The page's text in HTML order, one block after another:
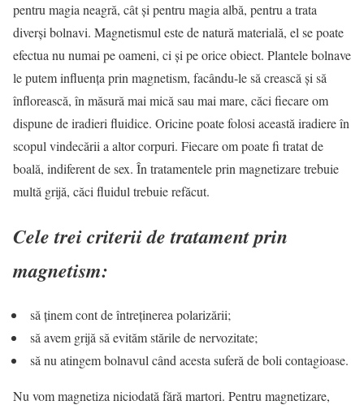
pentru magia neagră, cât şi pentru magia albă, pentru a trata
diverşi bolnavi. Magnetismul este de natură materială, el se poate
efectua nu numai pe oameni, ci şi pe orice obiect. Plantele bolnave
le putem influenţa prin magnetism, facându-le să crească şi să
înflorească, în măsură mai mică sau mai mare, căci fiecare om
dispune de iradieri fluidice. Oricine poate folosi această iradiere în
scopul vindecării a altor corpuri. Fiecare om poate fi tratat de
boală, indiferent de sex. În tratamentele prin magnetizare trebuie
multă grijă, căci fluidul trebuie refăcut.
Cele trei criterii de tratament prin
magnetism:
să ţinem cont de întreţinerea polarizării;
să avem grijă să evităm stările de nervozitate;
să nu atingem bolnavul când acesta suferă de boli contagioase.
Nu vom magnetiza niciodată fără martori. Pentru magnetizare,